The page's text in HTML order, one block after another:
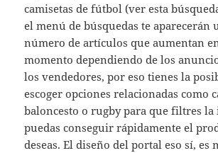
camisetas de fútbol (ver esta
el menú de búsquedas te aparecerán
número de artículos que aumentan
momento dependiendo de los
los vendedores, por eso tienes la
escoger opciones relacionadas como
baloncesto o rugby para que filtres
puedas conseguir rápidamente el
deseas. El diseño del portal eso sí, es